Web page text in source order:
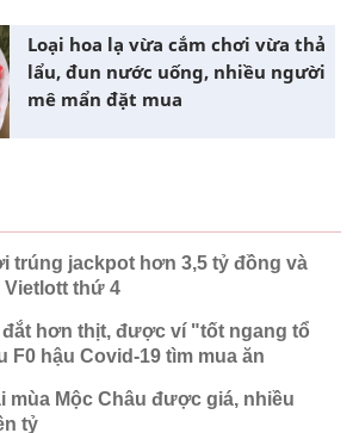
Loại hoa lạ vừa cắm chơi vừa thả
lẩu, đun nước uống, nhiều người
mê mẩn đặt mua
trúng jackpot hơn 3,5 tỷ đồng và
thứ 4
đắt hơn thịt, được ví "tốt ngang tổ
hậu Covid-19 tìm mua ăn
mùa Mộc Châu được giá, nhiều
tỷ